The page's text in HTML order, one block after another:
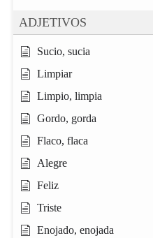
ADJETIVOS
Sucio, sucia
Limpiar
Limpio, limpia
Gordo, gorda
Flaco, flaca
Alegre
Feliz
Triste
Enojado, enojada